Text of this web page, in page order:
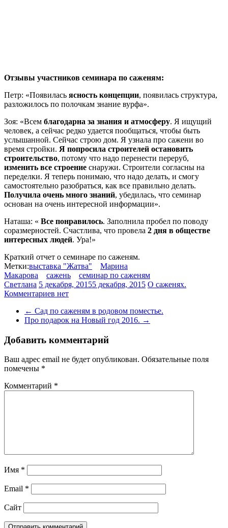
Отзывы участников семинара по саженям:
Петр: «Появилась ясность концепции, появилась структура,
разложилось по полочкам знание вурфа».
Зоя: «Всем благодарна за знания и атмосферу. Я ищущий
человек, а сейчас редко удается пообщаться, чтобы быть
услышанной. Сейчас строю дом. Я узнала про сажени во
время стройки. Я попросила строителей остановить
строительство, потому что надо перенести переруб,
изменить все строение снаружи. Строители согласны на
переделки. Я теперь понимаю, что надо делать, и смогу
самостоятельно разобраться, как все правильно делать.
Получила очень много знаний, убедилась, что семинар
основан на очень интересной информации».
Наташа: « Все понравилось. Заполнила пробел по поводу
соразмерностей. Счастлива, что провела 2 дня в обществе
интересных людей. Ура!»
Краткий отчет о семинаре по саженям.
Метки:выставка "Жатва"
Марина
Макарова
сажень
семинар по саженям
Светлана 5 декабря, 20155 декабря, 2015 О саженях.
Комментариев нет
← Сад по саженям в родовом поместье.
Про подарок на Новый год 2016. →
Добавить комментарий
Ваш адрес email не будет опубликован. Обязательные поля
помечены *
Комментарий *
Имя *
Email *
Сайт